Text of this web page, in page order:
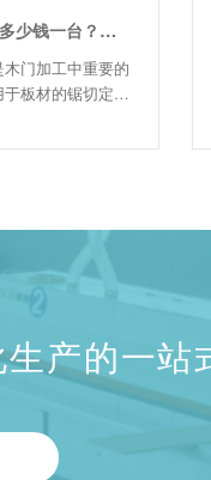
03
2023-01
数控
化、
侧孔
产的一站